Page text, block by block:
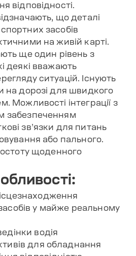
відповідності.
що деталі
засобів
на живій карті.
ще один рівень з
деякі вважають
ситуацій. Існують
на дорозі для швидкого
Можливості інтеграції з
забезпеченням
зв’язки для питань
або пального.
щоденного
у майже реальному
водія
для обладнання